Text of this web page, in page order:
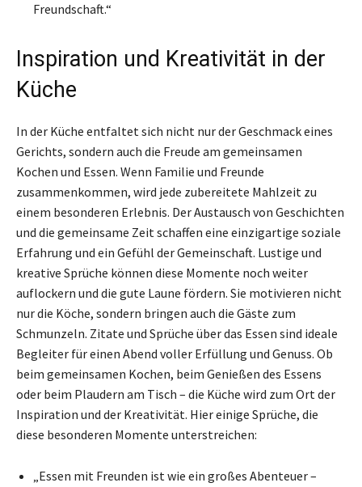
Freundschaft.“
Inspiration und Kreativität in der
Küche
In der Küche entfaltet sich nicht nur der Geschmack eines
Gerichts, sondern auch die Freude am gemeinsamen
Kochen und Essen. Wenn Familie und Freunde
zusammenkommen, wird jede zubereitete Mahlzeit zu
einem besonderen Erlebnis. Der Austausch von Geschichten
und die gemeinsame Zeit schaffen eine einzigartige soziale
Erfahrung und ein Gefühl der Gemeinschaft. Lustige und
kreative Sprüche können diese Momente noch weiter
auflockern und die gute Laune fördern. Sie motivieren nicht
nur die Köche, sondern bringen auch die Gäste zum
Schmunzeln. Zitate und Sprüche über das Essen sind ideale
Begleiter für einen Abend voller Erfüllung und Genuss. Ob
beim gemeinsamen Kochen, beim Genießen des Essens
oder beim Plaudern am Tisch – die Küche wird zum Ort der
Inspiration und der Kreativität. Hier einige Sprüche, die
diese besonderen Momente unterstreichen:
„Essen mit Freunden ist wie ein großes Abenteuer –